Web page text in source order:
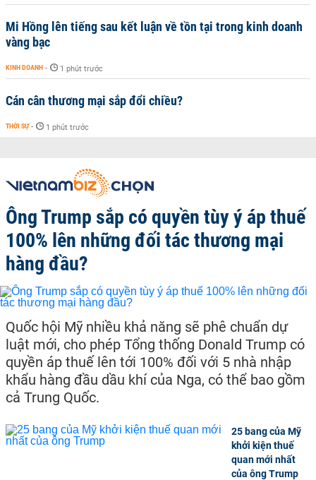
Mi Hồng lên tiếng sau kết luận về tồn tại trong kinh doanh
vàng bạc
KINH DOANH - 1 phút trước
Cán cân thương mại sắp đổi chiều?
THỜI SỰ - 1 phút trước
Ông Trump sắp có quyền tùy ý áp thuế
100% lên những đối tác thương mại
hàng đầu?
Quốc hội Mỹ nhiều khả năng sẽ phê chuẩn dự
luật mới, cho phép Tổng thống Donald Trump có
quyền áp thuế lên tới 100% đối với 5 nhà nhập
khẩu hàng đầu dầu khí của Nga, có thể bao gồm
cả Trung Quốc.
25 bang của Mỹ
khởi kiện thuế
quan mới nhất
của ông Trump